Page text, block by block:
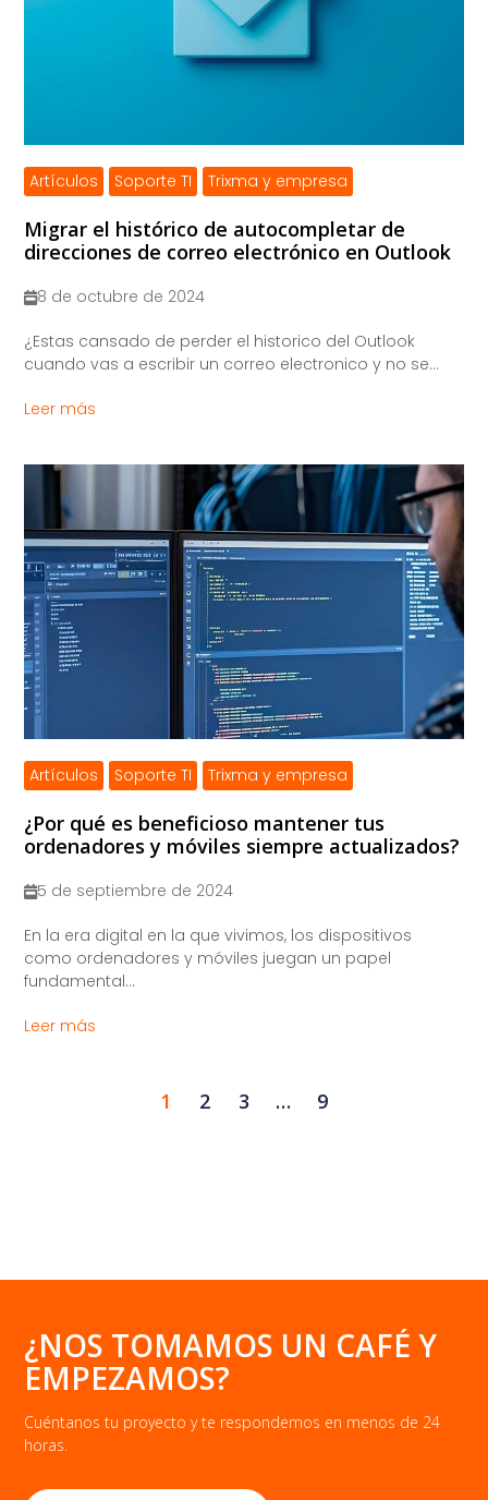
Artículos Soporte TI Trixma y empresa
Migrar el histórico de autocompletar de
direcciones de correo electrónico en Outlook
8 de octubre de 2024
¿Estas cansado de perder el historico del Outlook
cuando vas a escribir un correo electronico y no se...
Leer más
Artículos Soporte TI Trixma y empresa
¿Por qué es beneficioso mantener tus
ordenadores y móviles siempre actualizados?
5 de septiembre de 2024
​En la era digital en la que vivimos, los dispositivos
como ordenadores y móviles juegan un papel
fundamental...
Leer más
1 2 3 … 9
¿NOS TOMAMOS UN CAFÉ Y
EMPEZAMOS?
Cuéntanos tu proyecto y te respondemos en menos de 24
horas.